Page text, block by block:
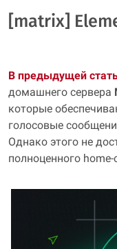
[matrix]
В предыдущей
домашнего сервера
которые
голосовые
Однако этого не
полноценного